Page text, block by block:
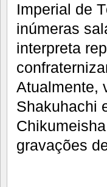
Imperial de
inúmeras
interpreta
Atualmente,
Shakuhachi
gravações